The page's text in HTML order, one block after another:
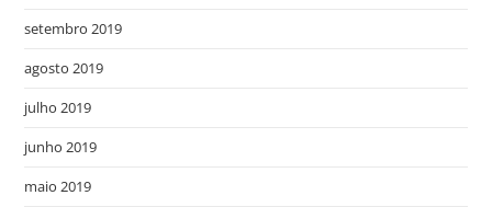
setembro 2019
agosto 2019
julho 2019
junho 2019
maio 2019